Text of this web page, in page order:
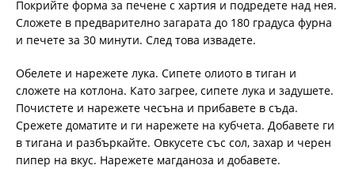
Покрийте форма за печене с хартия и подредете над нея.
Сложете в предварително загарата до 180 градуса фурна
и печете за 30 минути. След това извадете.
Обелете и нарежете лука. Сипете олиото в тиган и
сложете на котлона. Като загрее, сипете лука и задушете.
Почистете и нарежете чесъна и прибавете в съда.
Срежете доматите и ги нарежете на кубчета. Добавете ги
в тигана и разбъркайте. Овкусете със сол, захар и черен
пипер на вкус. Нарежете магданоза и добавете.